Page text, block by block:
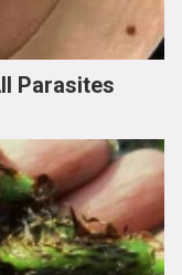
Parasites